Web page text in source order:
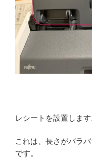
レシートを設置します
これは、長さがバラ
です。